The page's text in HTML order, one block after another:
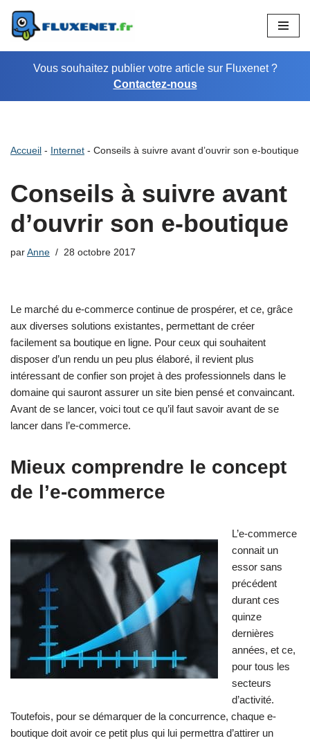
Aller
au
contenuVous souhaitez publier votre article sur Fluxenet ?
Contactez-nous
Accueil - Internet - Conseils à suivre avant d’ouvrir son e-boutique
Conseils à suivre avant
d’ouvrir son e-boutique
par Anne 28 octobre 2017
Le marché du e-commerce continue de prospérer, et ce, grâce
aux diverses solutions existantes, permettant de créer
facilement sa boutique en ligne. Pour ceux qui souhaitent
disposer d’un rendu un peu plus élaboré, il revient plus
intéressant de confier son projet à des professionnels dans le
domaine qui sauront assurer un site bien pensé et convaincant.
Avant de se lancer, voici tout ce qu’il faut savoir avant de se
lancer dans l’e-commerce.
Mieux comprendre le concept
de l’e-commerce
L’e-commerce
connait un
essor sans
précédent
durant ces
quinze
dernières
années, et ce,
pour tous les
secteurs
d’activité.
Toutefois, pour se démarquer de la concurrence, chaque e-
boutique doit avoir ce petit plus qui lui permettra d’attirer un